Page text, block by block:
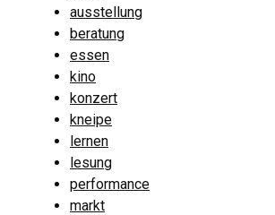
ausstellung
beratung
essen
kino
konzert
kneipe
lernen
lesung
performance
markt